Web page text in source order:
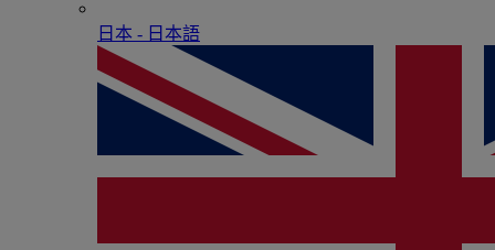
日本 - ⽇本語